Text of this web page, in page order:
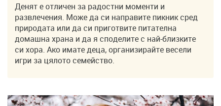
Денят е отличен за радостни моменти и
развлечения. Може да си направите пикник сред
природата или да си приготвите питателна
домашна храна и да я споделите с най-близките
си хора. Ако имате деца, организирайте весели
игри за цялото семействo.